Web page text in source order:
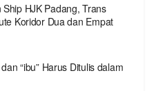
HJK Padang, Trans
Koridor Dua dan Empat
“ibu” Harus Ditulis dalam